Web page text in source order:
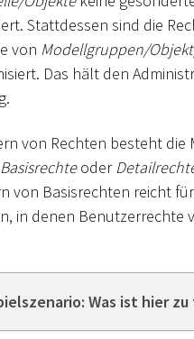
Stattdessen sind die
von Modellgruppen/
Das hält den
von Rechten besteht die
Basisrechteoder
von Basisrechten reicht
in denen Benutzerrechte
Was ist hier zu